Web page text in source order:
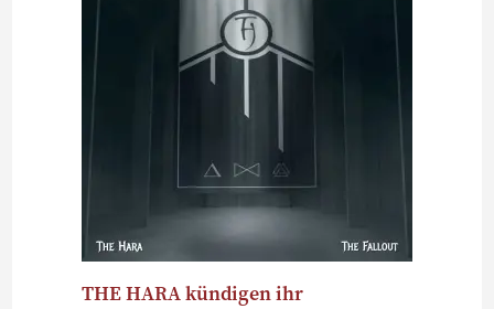
THE HARA kündigen ihr